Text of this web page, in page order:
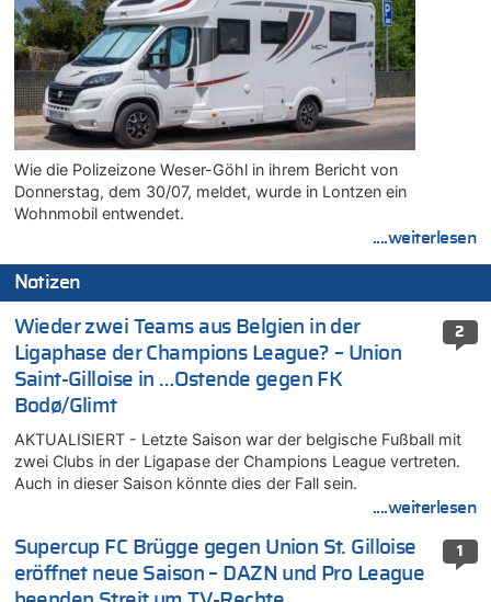
Wie die Polizeizone Weser-Göhl in ihrem Bericht von
Donnerstag, dem 30/07, meldet, wurde in Lontzen ein
Wohnmobil entwendet.
....weiterlesen
Notizen
2
Wieder zwei Teams aus Belgien in der
Ligaphase der Champions League? – Union
Saint-Gilloise in …Ostende gegen FK
Bodø/Glimt
AKTUALISIERT - Letzte Saison war der belgische Fußball mit
zwei Clubs in der Ligapase der Champions League vertreten.
Auch in dieser Saison könnte dies der Fall sein.
....weiterlesen
1
Supercup FC Brügge gegen Union St. Gilloise
eröffnet neue Saison – DAZN und Pro League